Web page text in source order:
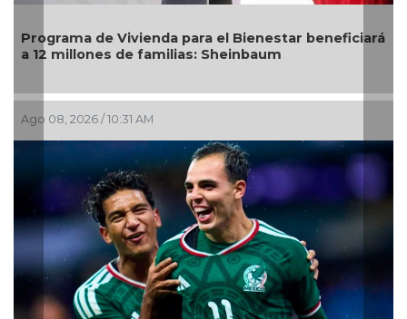
DIF Poza Rica lleva sabor y bienestar a los adultos
mayores con "Sazón y corazón"
Ago 05, 2026 / 2:59 PM